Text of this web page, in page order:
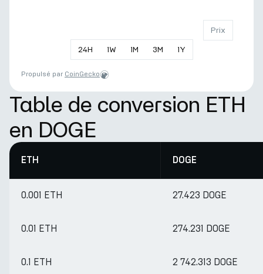
24H 1W 1M 3M 1Y
Prix
Propulsé par CoinGecko
Table de conversion ETH
en DOGE
ETH DOGE
0.001 ETH 27.423 DOGE
0.01 ETH 274.231 DOGE
0.1 ETH 2 742.313 DOGE